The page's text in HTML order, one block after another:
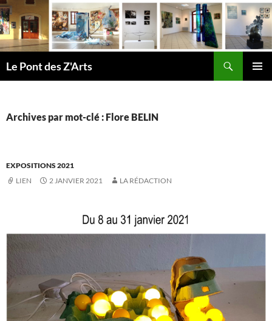
Aller
au
contenu
Le Pont des Z'Arts
Archives par mot-clé : Flore BELIN
EXPOSITIONS 2021
LIEN
2 JANVIER 2021 LA RÉDACTION